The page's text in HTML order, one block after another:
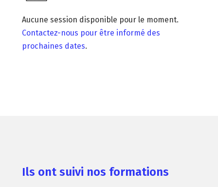
Aucune session disponible pour le moment.
Contactez-nous pour être informé des
prochaines dates.
Ils ont suivi nos formations